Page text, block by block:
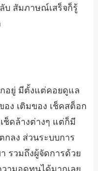
บ สัมภาษณ์เสร็จก็รู้
อยู่ มีตั้งแต่คอยดูแล
ง เติมของ เช็คสต็อก
ช็ดล้างต่างๆ แต่ก็มี
กลง ส่วนระบบการ
รวมถึงผู้จัดการด้วย
ามอดทนได้มากเลย